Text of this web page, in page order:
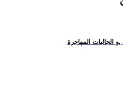
الجاليات المهاجرة